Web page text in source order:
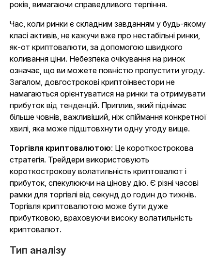
років, вимагаючи справедливого терпіння.
Час, коли ринки є складним завданням у будь-якому
класі активів, не кажучи вже про нестабільні ринки,
як-от криптовалюти, за допомогою швидкого
коливання ціни. Небезпека очікування на ринок
означає, що ви можете повністю пропустити угоду.
Загалом, довгострокові криптоінвестори не
намагаються орієнтуватися на ринки та отримувати
прибуток від тенденцій. Приплив, який піднімає
більше човнів, важливіший, ніж спіймання конкретної
хвилі, яка може підштовхнути одну угоду вище.
Торгівля криптовалютою: Це короткострокова
стратегія. Трейдери використовують
короткострокову волатильність криптовалют і
прибуток, спекулюючи на цінову дію. Є різні часові
рамки для торгівлі від секунд до годин до тижнів.
Торгівля криптовалютою може бути дуже
прибутковою, враховуючи високу волатильність
криптовалют.
Тип аналізу